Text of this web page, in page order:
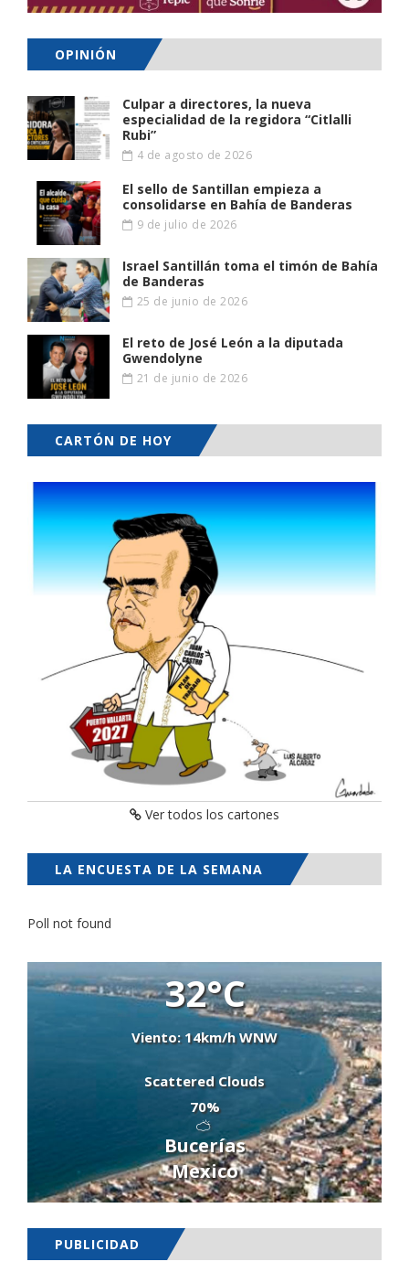
OPINIÓN
Culpar a directores, la nueva
especialidad de la regidora “Citlalli
Rubi”
4 de agosto de 2026
El sello de Santillan empieza a
consolidarse en Bahía de Banderas
9 de julio de 2026
Israel Santillán toma el timón de Bahía
de Banderas
25 de junio de 2026
El reto de José León a la diputada
Gwendolyne
21 de junio de 2026
CARTÓN DE HOY
Ver todos los cartones
LA ENCUESTA DE LA SEMANA
Poll not found
32°C
Viento: 14km/h WNW
Scattered Clouds
70%
Bucerías
Mexico
PUBLICIDAD